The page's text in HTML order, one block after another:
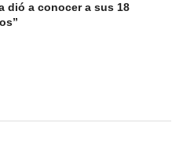
dió a conocer a sus 18